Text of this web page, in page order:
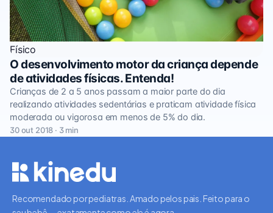
Físico
O desenvolvimento motor da criança depende
de atividades físicas. Entenda!
Crianças de 2 a 5 anos passam a maior parte do dia
realizando atividades sedentárias e praticam atividade física
moderada ou vigorosa em menos de 5% do dia.
30 out 2018 · 3 min
Recomendado por pediatras. Amado pelos pais. Feito para o